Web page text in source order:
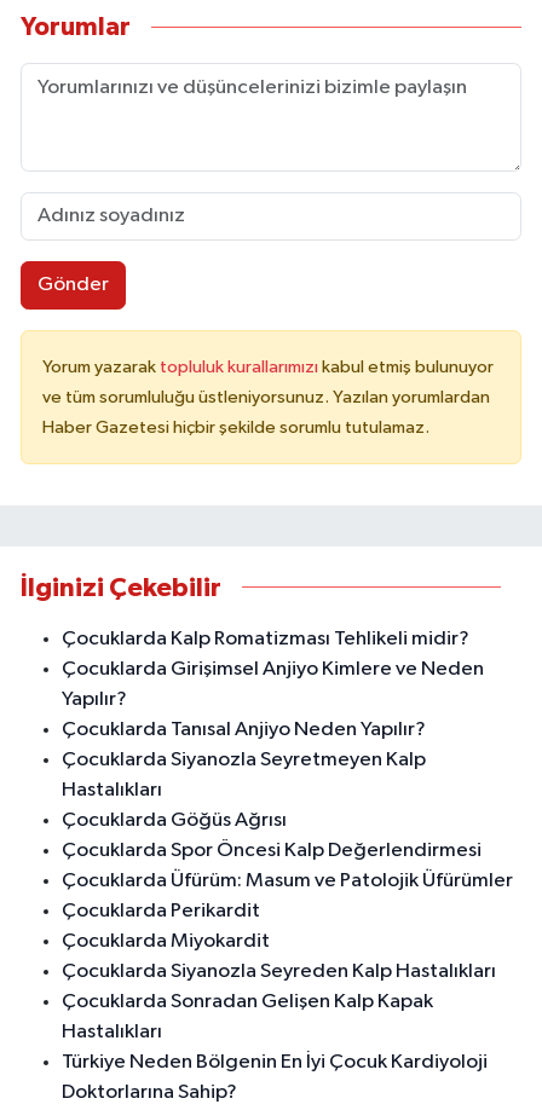
Yorumlar
Gönder
Yorum yazarak topluluk kurallarımızı kabul etmiş bulunuyor
ve tüm sorumluluğu üstleniyorsunuz. Yazılan yorumlardan
Haber Gazetesi hiçbir şekilde sorumlu tutulamaz.
İlginizi Çekebilir
Çocuklarda Kalp Romatizması Tehlikeli midir?
Çocuklarda Girişimsel Anjiyo Kimlere ve Neden
Yapılır?
Çocuklarda Tanısal Anjiyo Neden Yapılır?
Çocuklarda Siyanozla Seyretmeyen Kalp
Hastalıkları
Çocuklarda Göğüs Ağrısı
Çocuklarda Spor Öncesi Kalp Değerlendirmesi
Çocuklarda Üfürüm: Masum ve Patolojik Üfürümler
Çocuklarda Perikardit
Çocuklarda Miyokardit
Çocuklarda Siyanozla Seyreden Kalp Hastalıkları
Çocuklarda Sonradan Gelişen Kalp Kapak
Hastalıkları
Türkiye Neden Bölgenin En İyi Çocuk Kardiyoloji
Doktorlarına Sahip?